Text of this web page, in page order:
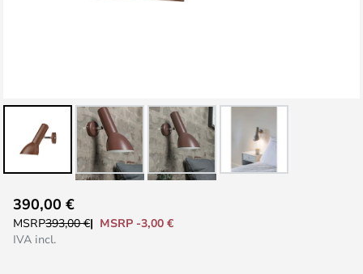
all'inizio
della
390,00 €
MSRP393,00 €
MSRP -3,00 €
IVA incl.